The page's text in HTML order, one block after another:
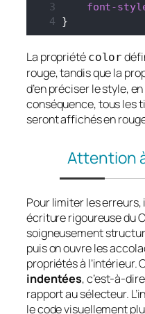
font-
}
La propriété color
rouge, tandis que la
d’en préciser le style,
conséquence, tous les
seront affichés en
Attention
Pour limiter les erreurs,
écriture rigoureuse du
soigneusement
puis on ouvre les
propriétés à l’intérieur.
indentées, c’est-à-
rapport au sélecteur.
le code visuellement